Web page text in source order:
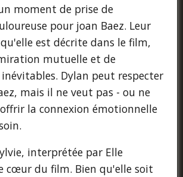
moment de prise de
pour joan Baez. Leur
est décrite dans le film,
mutuelle et de
Dylan peut respecter
mais il ne veut pas - ou ne
la connexion émotionnelle
interprétée par Elle
cœur du film. Bien qu'elle soit